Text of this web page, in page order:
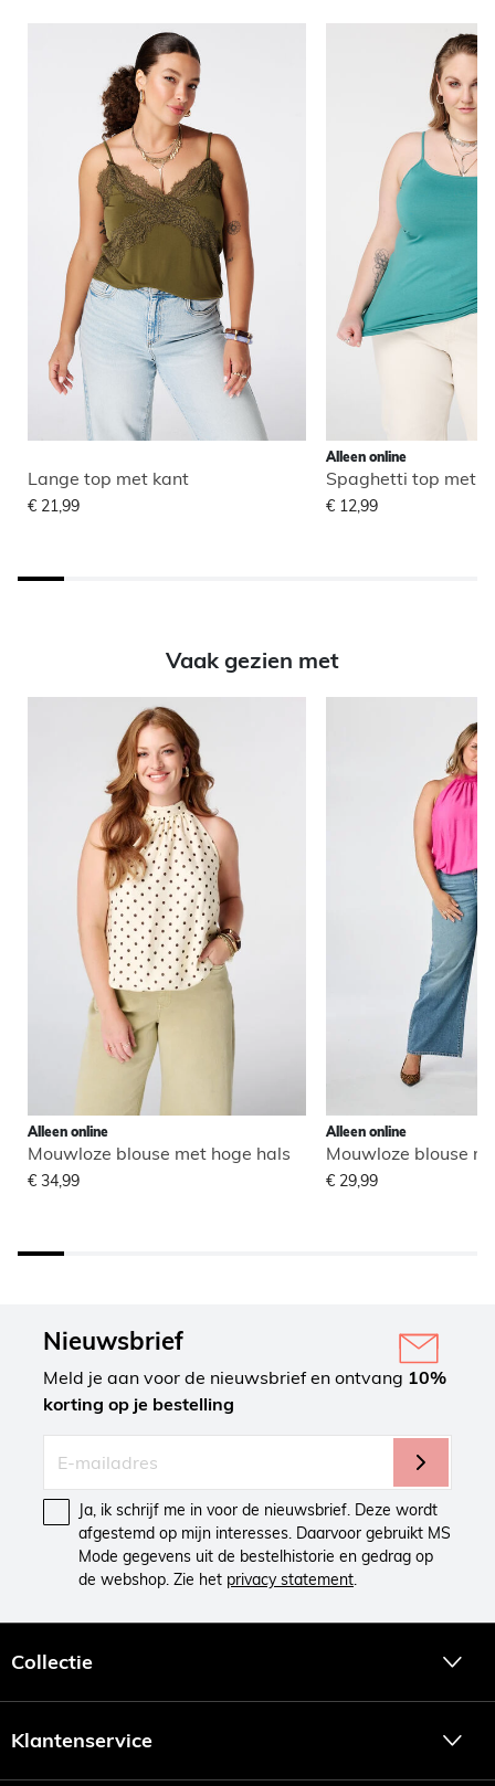
Lange top met kant
€ 21,99
Alleen online
Spaghetti top met
€ 12,99
Vaak gezien met
Alleen online
Mouwloze blouse met hoge hals
€ 34,99
Alleen online
Mouwloze blouse
€ 29,99
Nieuwsbrief
Meld je aan voor de nieuwsbrief en ontvang 10%
korting op je bestelling
Ja, ik schrijf me in voor de nieuwsbrief. Deze wordt
afgestemd op mijn interesses. Daarvoor gebruikt MS
Mode gegevens uit de bestelhistorie en gedrag op
de webshop. Zie het privacy statement.
Collectie
Klantenservice